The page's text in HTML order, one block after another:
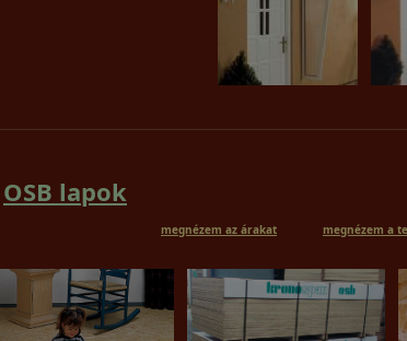
OSB lapok
megnézem az árakat megnézem a